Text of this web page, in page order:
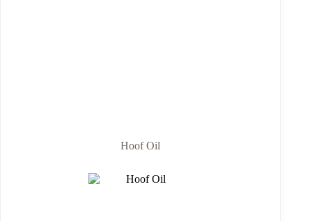
Hoof Oil